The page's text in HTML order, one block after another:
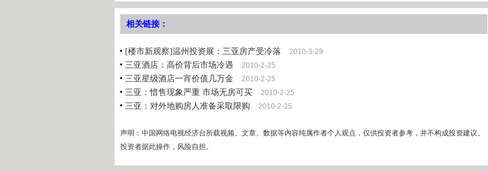
相关链接：
[楼市新观察]温州投资展：三亚房产受冷落 2010-3-29
三亚酒店：高价背后市场冷遇 2010-2-25
三亚星级酒店一宵价值几万金 2010-2-25
三亚：惜售现象严重 市场无房可买 2010-2-25
三亚：对外地购房人准备采取限购 2010-2-25
声明：中国网络电视经济台所载视频、文章、数据等内容纯属作者个人观点，仅供投资者参考，并不构成投资建议。
投资者据此操作，风险自担。